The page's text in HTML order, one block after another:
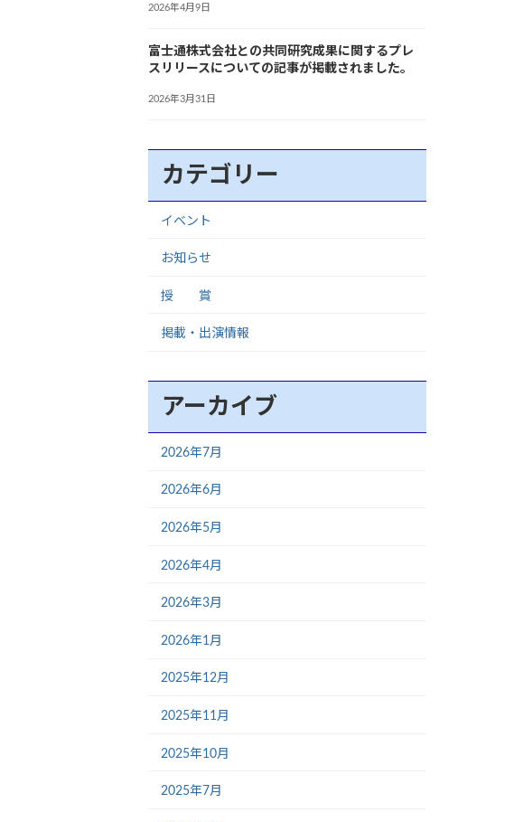
2026年4月9日
富士通株式会社との共同研究成果に関するプレ
スリリースについての記事が掲載されました。
2026年3月31日
カテゴリー
イベント
お知らせ
授 賞
掲載・出演情報
アーカイブ
2026年7月
2026年6月
2026年5月
2026年4月
2026年3月
2026年1月
2025年12月
2025年11月
2025年10月
2025年7月